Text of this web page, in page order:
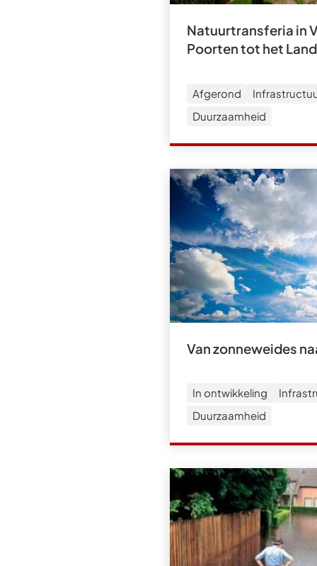
Natuurtransferia in
Poorten tot het
Afgerond
Duurzaamheid
Van zonneweides
In ontwikkeling
Duurzaamheid